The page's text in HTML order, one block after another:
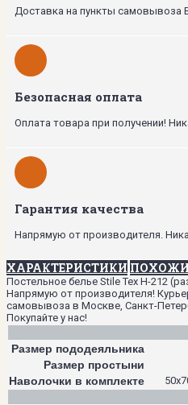
Доставка на пункты самовывоза
Безопасная оплата
Оплата товара при получении!
Гарантия качества
Напрямую от производителя.
ХАРАКТЕРИСТИКИ
Постельное белье Stile Tex H-212
Напрямую от производителя!
самовывоза в Москве, Санкт-
Покупайте у нас!
Размер пододеяльника
Размер простыни
Наволочки в комплекте